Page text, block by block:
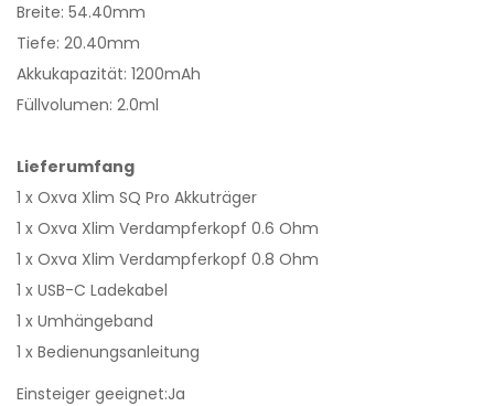
Breite: 54.40mm
Tiefe: 20.40mm
Akkukapazität: 1200mAh
Füllvolumen: 2.0ml
Lieferumfang
1 x Oxva Xlim SQ Pro Akkuträger
1 x Oxva Xlim Verdampferkopf 0.6 Ohm
1 x Oxva Xlim Verdampferkopf 0.8 Ohm
1 x USB-C Ladekabel
1 x Umhängeband
1 x Bedienungsanleitung
Einsteiger geeignet:Ja